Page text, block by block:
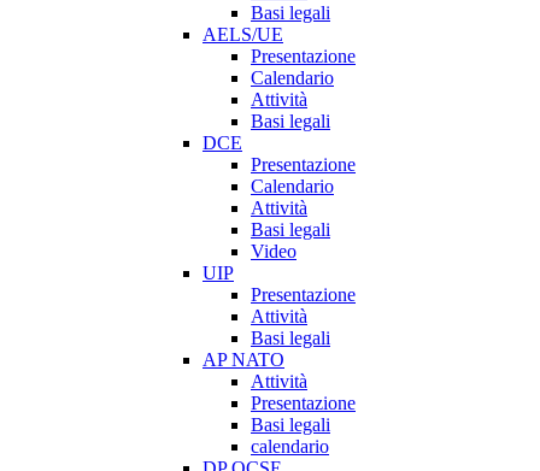
Basi legali
AELS/UE
Presentazione
Calendario
Attività
Basi legali
DCE
Presentazione
Calendario
Attività
Basi legali
Video
UIP
Presentazione
Attività
Basi legali
AP NATO
Attività
Presentazione
Basi legali
calendario